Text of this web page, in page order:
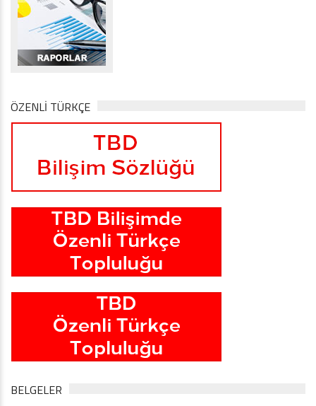
ÖZENLİ TÜRKÇE
BELGELER